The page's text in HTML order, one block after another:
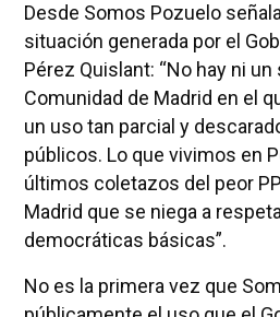
Desde Somos Pozuelo
situación generada por el
Pérez Quislant: “No hay ni
Comunidad de Madrid en el
un uso tan parcial y
públicos. Lo que vivimos en
últimos coletazos del peor
Madrid que se niega a
democráticas básicas”.
No es la primera vez que